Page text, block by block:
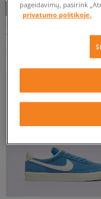
NIKE KILLSHOT 2 LEATHER
vyrams
59 €
pageidavimų, pasirink
privatumo politikoje.